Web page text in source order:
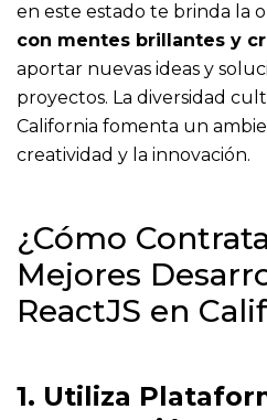
en este estado te brinda la
con mentes brillantes y
aportar nuevas ideas y
proyectos. La diversidad
California fomenta un
creatividad y la innovación.
¿Cómo
Mejores
ReactJS en
1. Utiliza